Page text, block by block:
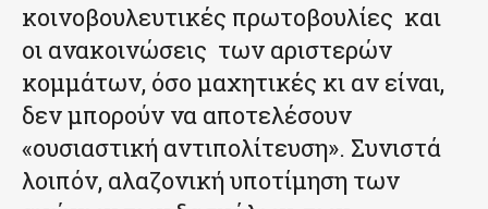
κοινοβουλευτικές πρωτοβουλίες και
οι ανακοινώσεις των αριστερών
κομμάτων, όσο μαχητικές κι αν είναι,
δεν μπορούν να αποτελέσουν
«ουσιαστική αντιπολίτευση». Συνιστά
λοιπόν, αλαζονική υποτίμηση των